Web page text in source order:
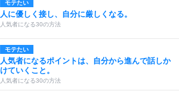
モテたい
人に優しく接し、自分に厳しくなる。
人気者になる30の方法
モテたい
人気者になるポイントは、自分から進んで話しか
けていくこと。
人気者になる30の方法